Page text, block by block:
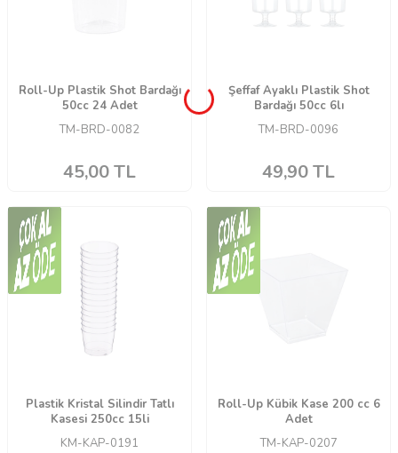
Roll-Up Plastik Shot Bardağı
50cc 24 Adet
TM-BRD-0082
45,00TL
Şeffaf Ayaklı Plastik Shot
Bardağı 50cc 6lı
TM-BRD-0096
49,90TL
Plastik Kristal Silindir Tatlı
Kasesi 250cc 15li
KM-KAP-0191
Roll-Up Kübik Kase 200 cc 6
Adet
TM-KAP-0207